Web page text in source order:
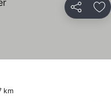
シェア お
km